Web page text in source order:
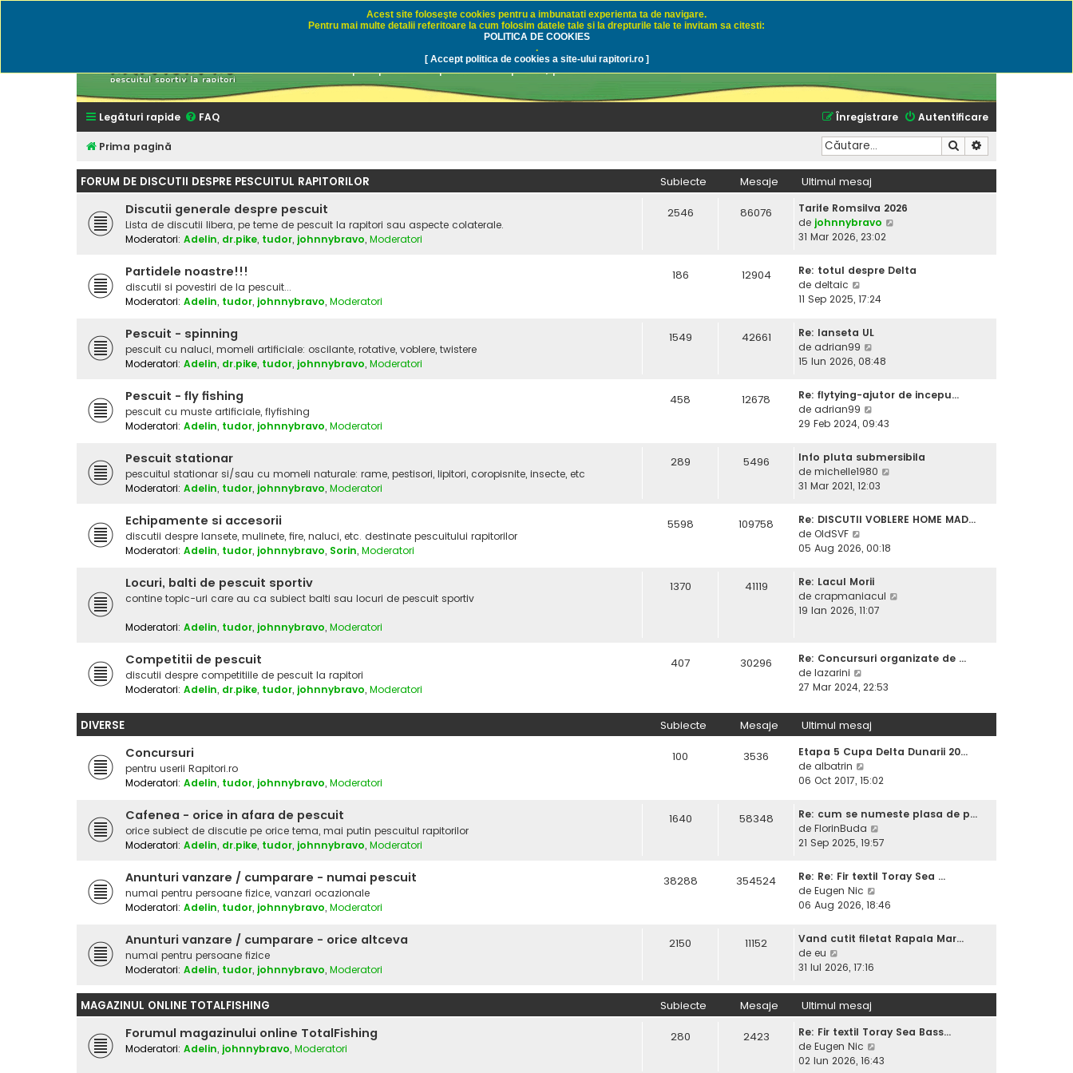
Rapitori.ro - Pescuit sportiv
Discutii despre pescuit sportiv la rapitori, pescuitul cu naluci sau momeli naturale
Legături rapide FAQ Autentificare
Înregistrare
Prima pagină Căutare
FORUM DE DISCUTII DESPRE PESCUITUL RAPITORILOR Subiecte Mesaje Ultimul mesaj
Discutii generale despre pescuit
Lista de discutii libera, pe teme de pescuit la rapitori sau aspecte colaterale.
Moderatori: Adelin, dr.pike, tudor, johnnybravo, Moderatori
2546 86076
Tarife Romsilva 2026
de johnnybravo
e
31 Mar 2026, 23:02
Partidele noastre!!!
discutii si povestiri de la pescuit...
Moderatori: Adelin, tudor, johnnybravo, Moderatori
186 12904
Re: totul despre Delta
de deltaic
e
i
u
l
m
u
l
e
s
a
11 Sep 2025, 17:24
Pescuit - spinning
pescuit cu naluci, momeli artificiale: oscilante, rotative, voblere, twistere
Moderatori: Adelin, dr.pike, tudor, johnnybravo, Moderatori
1549 42661
Re: lanseta UL
de adrian99
e
l
m
u
l
e
a
15 Iun 2026, 08:48
Pescuit - fly fishing
pescuit cu muste artificiale, flyfishing
Moderatori: Adelin, tudor, johnnybravo, Moderatori
458 12678
Re: flytying-ajutor de incepu…
de adrian99
e
u
l
m
l
e
s
a
29 Feb 2024, 09:43
Pescuit stationar
pescuitul stationar si/sau cu momeli naturale: rame, pestisori, lipitori, coropisnite, insecte, etc
Moderatori: Adelin, tudor, johnnybravo, Moderatori
289 5496
Info pluta submersibila
de michelle1980
i
u
s
31 Mar 2021, 12:03
Echipamente si accesorii
discutii despre lansete, mulinete, fire, naluci, etc. destinate pescuitului rapitorilor
Moderatori: Adelin, tudor, johnnybravo, Sorin, Moderatori
5598 109758
Re: DISCUTII VOBLERE HOME MAD…
de OldSVF
e
u
l
u
l
m
a
j
05 Aug 2026, 00:18
Locuri, balti de pescuit sportiv
contine topic-uri care au ca subiect balti sau locuri de pescuit sportiv
Moderatori: Adelin, tudor, johnnybravo, Moderatori
1370 41119
Re: Lacul Morii
de crapmaniacul
m
l
m
j
19 Ian 2026, 11:07
Competitii de pescuit
discutii despre competitiile de pescuit la rapitori
Moderatori: Adelin, dr.pike, tudor, johnnybravo, Moderatori
407 30296
Re: Concursuri organizate de …
de lazarini
e
i
u
t
i
m
l
m
e
a
j
27 Mar 2024, 22:53
DIVERSE Subiecte Mesaje Ultimul mesaj
Concursuri
pentru userii Rapitori.ro
Moderatori: Adelin, tudor, johnnybravo, Moderatori
100 3536
Etapa 5 Cupa Delta Dunarii 20…
de albatrin
e
u
l
m
u
l
e
a
06 Oct 2017, 15:02
Cafenea - orice in afara de pescuit
orice subiect de discutie pe orice tema, mai putin pescuitul rapitorilor
Moderatori: Adelin, dr.pike, tudor, johnnybravo, Moderatori
1640 58348
Re: cum se numeste plasa de p…
de FlorinBuda
e
l
m
s
a
21 Sep 2025, 19:57
Anunturi vanzare / cumparare - numai pescuit
numai pentru persoane fizice, vanzari ocazionale
Moderatori: Adelin, tudor, johnnybravo, Moderatori
38288 354524
Re: Re: Fir textil Toray Sea …
de Eugen Nic
e
i
i
u
l
e
06 Aug 2026, 18:46
Anunturi vanzare / cumparare - orice altceva
numai pentru persoane fizice
Moderatori: Adelin, tudor, johnnybravo, Moderatori
2150 11152
Vand cutit filetat Rapala Mar…
de eu
e
i
u
t
i
m
31 Iul 2026, 17:16
MAGAZINUL ONLINE TOTALFISHING Subiecte Mesaje Ultimul mesaj
Forumul magazinului online TotalFishing
Moderatori: Adelin, johnnybravo, Moderatori
280 2423
Re: Fir textil Toray Sea Bass…
de Eugen Nic
e
02 Iun 2026, 16:43
Acest site foloseşte cookies pentru a imbunatati experienta ta de navigare.
Pentru mai multe detalii referitoare la cum folosim datele tale si la drepturile tale te invitam sa citesti:
POLITICA DE COOKIES
.
[ Accept politica de cookies a site-ului rapitori.ro ]